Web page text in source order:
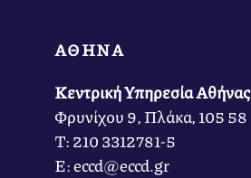
ΑΘΗΝΑ
Κεντρική Υπηρεσία Αθήνας
Φρυνίχου 9, Πλάκα, 105 58
Τ: 210 3312781-5
Ε: eccd@eccd.gr